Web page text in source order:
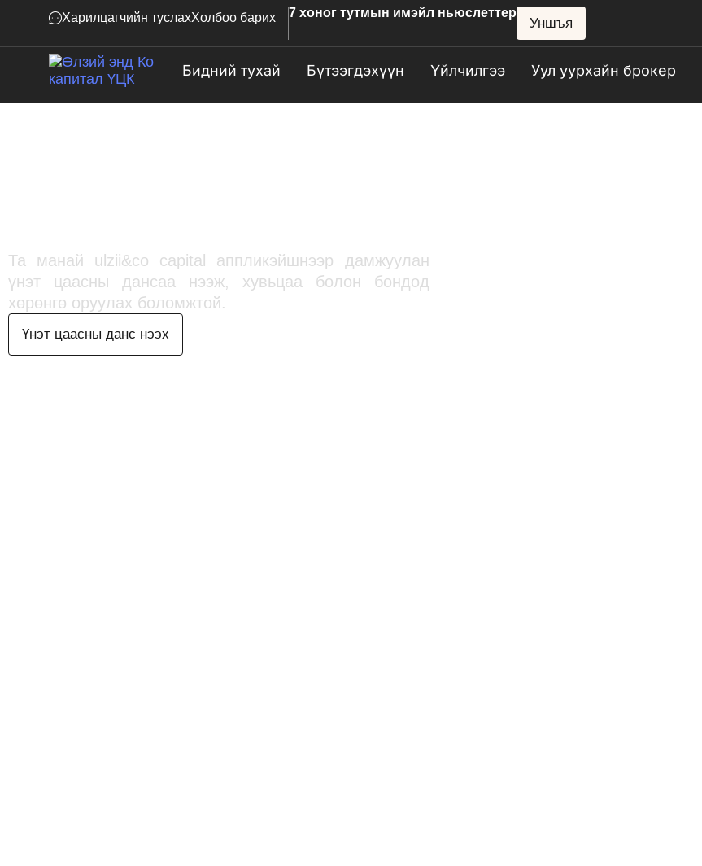
Харилцагчийн туслахХолбоо барих 7 хоног тутмын имэйл ньюслеттер
Уншъя
Бидний тухай Бүтээгдэхүүн Үйлчилгээ Уул уурхайн брокер
Та манай ulzii&co capital аппликэйшнээр дамжуулан
үнэт цаасны дансаа нээж, хувьцаа болон бондод
хөрөнгө оруулах боломжтой.
Үнэт цаасны данс нээх